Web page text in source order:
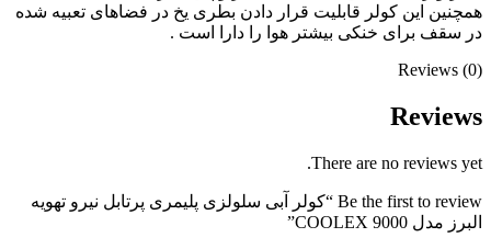
همچنین این کولر قابلیت قرار دادن بطری یخ در فضاهای تعبیه شده
در سقف برای خنکی بیشتر هوا را دارا است .
Reviews (0)
Reviews
There are no reviews yet.
Be the first to review “کولر آبی سلولزی پلیمری پرتابل نیرو تهویه
البرز مدل COOLEX 9000”